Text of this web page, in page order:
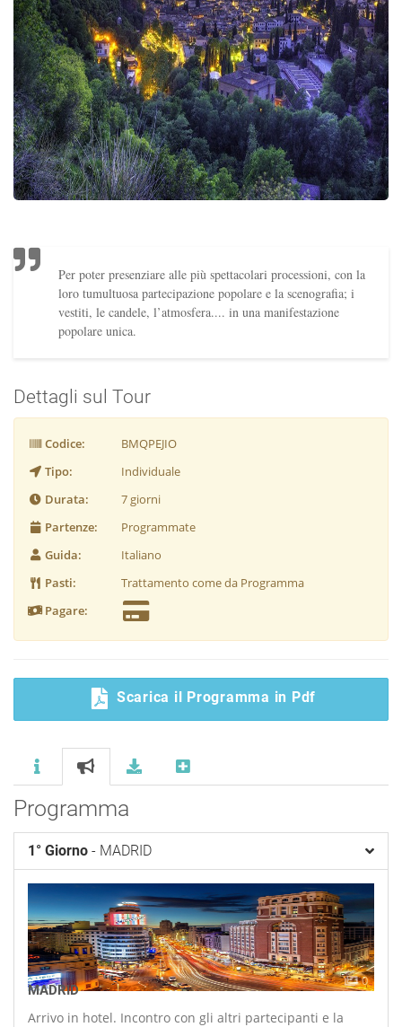
Per poter presenziare alle più spettacolari processioni, con la
loro tumultuosa partecipazione popolare e la scenografia; i
vestiti, le candele, l’atmosfera.... in una manifestazione
popolare unica.
Dettagli sul Tour
Codice:
BMQPEJIO
Tipo:
Individuale
Durata:
7 giorni
Partenze:
Programmate
Guida:
Italiano
Pasti:
Trattamento come da Programma
Pagare:
Scarica il Programma in Pdf
Programma
1° Giorno - MADRID
0
MADRID
Arrivo in hotel. Incontro con gli altri partecipanti e la